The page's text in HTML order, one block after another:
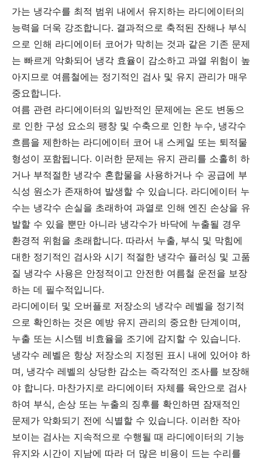
가는 냉각수를 최적 범위 내에서 유지하는 라디에이터의
능력을 더욱 강조합니다. 결과적으로 축적된 잔해나 부식
으로 인해 라디에이터 코어가 막히는 것과 같은 기존 문제
는 빠르게 악화되어 냉각 효율이 감소하고 과열 위험이 높
아지므로 여름철에는 정기적인 검사 및 유지 관리가 매우
중요합니다.
여름 관련 라디에이터의 일반적인 문제에는 온도 변동으
로 인한 구성 요소의 팽창 및 수축으로 인한 누수, 냉각수
흐름을 제한하는 라디에이터 코어 내 스케일 또는 퇴적물
형성이 포함됩니다. 이러한 문제는 유지 관리를 소홀히 하
거나 부적절한 냉각수 혼합물을 사용하거나 수 공급에 부
식성 원소가 존재하여 발생할 수 있습니다. 라디에이터 누
수는 냉각수 손실을 초래하여 과열로 인해 엔진 손상을 유
발할 수 있을 뿐만 아니라 냉각수가 바닥에 누출될 경우
환경적 위험을 초래합니다. 따라서 누출, 부식 및 막힘에
대한 정기적인 검사와 시기 적절한 냉각수 플러싱 및 고품
질 냉각수 사용은 안정적이고 안전한 여름철 운전을 보장
하는 데 필수적입니다.
라디에이터 및 오버플로 저장소의 냉각수 레벨을 정기적
으로 확인하는 것은 예방 유지 관리의 중요한 단계이며,
누출 또는 시스템 비효율을 조기에 감지할 수 있습니다.
냉각수 레벨은 항상 저장소의 지정된 표시 내에 있어야 하
며, 냉각수 레벨의 상당한 감소는 즉각적인 조사를 보장해
야 합니다. 마찬가지로 라디에이터 자체를 육안으로 검사
하여 부식, 손상 또는 누출의 징후를 확인하면 잠재적인
문제가 악화되기 전에 식별할 수 있습니다. 이러한 작아
보이는 검사는 지속적으로 수행될 때 라디에이터의 기능
유지와 시간이 지남에 따라 더 많은 비용이 드는 수리를